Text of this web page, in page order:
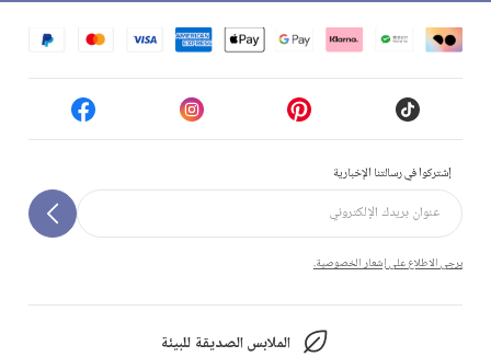
إشتركوا في رسالتنا الإخبارية
يرجى الاطلاع على إشعار الخصوصية.
الملابس الصديقة للبيئة